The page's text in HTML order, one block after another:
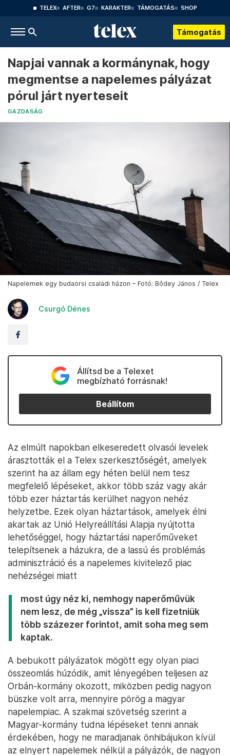
TELEX AFTER G7 KARAKTER TÁMOGATÁS SHOP
Támogatás
Napjai vannak a kormánynak, hogy
megmentse a napelemes pályázat
pórul járt nyerteseit
GAZDASÁG
Napelemek egy budaörsi családi házon – Fotó: Bődey János / Telex
Csurgó Dénes
Állítsd be a Telexet
megbízható forrásnak!
Beállítom
Az elmúlt napokban elkeseredett olvasói levelek
árasztották el a Telex szerkesztőségét, amelyek
szerint ha az állam egy héten belül nem tesz
megfelelő lépéseket, akkor több száz vagy akár
több ezer háztartás kerülhet nagyon nehéz
helyzetbe. Ezek olyan háztartások, amelyek élni
akartak az Unió Helyreállítási Alapja nyújtotta
lehetőséggel, hogy háztartási naperőműveket
telepítsenek a házukra, de a lassú és problémás
adminisztráció és a napelemes kivitelező piac
nehézségei miatt
most úgy néz ki, nemhogy naperőművük
nem lesz, de még „vissza” is kell fizetniük
több százezer forintot, amit soha meg sem
kaptak.
A bebukott pályázatok mögött egy olyan piaci
összeomlás húzódik, amit lényegében teljesen az
Orbán-kormány okozott, miközben pedig nagyon
büszke volt arra, mennyire pörög a magyar
napelempiac. A szakmai szövetség szerint a
Magyar-kormány tudna lépéseket tenni annak
érdekében, hogy ne maradjanak önhibájukon kívül
az elnyert napelemek nélkül a pályázók, de nagyon